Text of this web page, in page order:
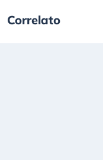
Correlato